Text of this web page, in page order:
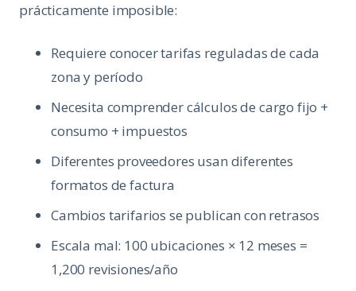
prácticamente imposible:
Requiere conocer tarifas reguladas de cada
zona y período
Necesita comprender cálculos de cargo fijo +
consumo + impuestos
Diferentes proveedores usan diferentes
formatos de factura
Cambios tarifarios se publican con retrasos
Escala mal: 100 ubicaciones × 12 meses =
1,200 revisiones/año